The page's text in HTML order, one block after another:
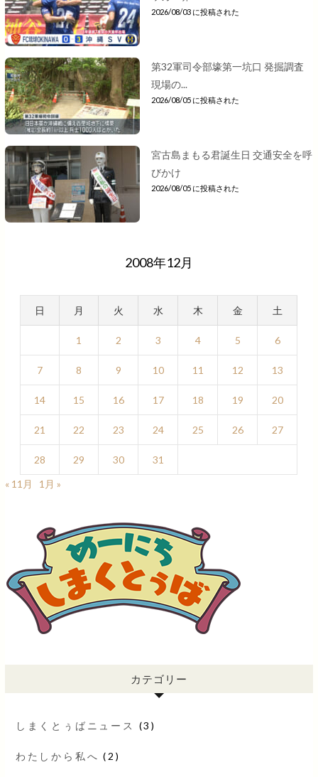
2026/08/03 に投稿された
第32軍司令部壕第一坑口 発掘調査
現場の...
2026/08/05 に投稿された
宮古島まもる君誕生日 交通安全を呼
びかけ
2026/08/05 に投稿された
2008年12月
日 月 火 水 木 金 土
1 2 3 4 5 6
7 8 9 10 11 12 13
14 15 16 17 18 19 20
21 22 23 24 25 26 27
28 29 30
31
« 11月
1月 »
カテゴリー
しまくとぅばニュース (3)
わたしから私へ (2)